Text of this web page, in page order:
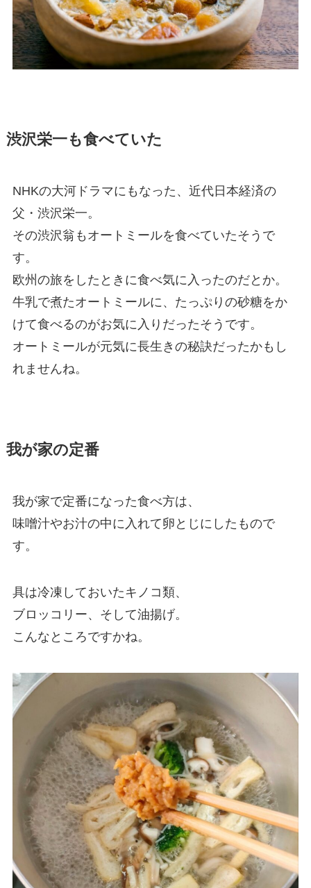
渋沢栄一も食べていた
NHKの大河ドラマにもなった、近代日本経済の
父・渋沢栄一。
その渋沢翁もオートミールを食べていたそうで
す。
欧州の旅をしたときに食べ気に入ったのだとか。
牛乳で煮たオートミールに、たっぷりの砂糖をか
けて食べるのがお気に入りだったそうです。
オートミールが元気に長生きの秘訣だったかもし
れませんね。
我が家の定番
我が家で定番になった食べ方は、
味噌汁やお汁の中に入れて卵とじにしたもので
す。
具は冷凍しておいたキノコ類、
ブロッコリー、そして油揚げ。
こんなところですかね。